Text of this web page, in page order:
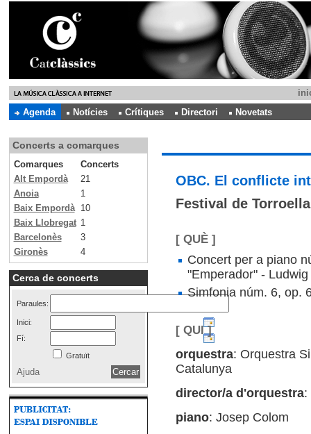
Agenda
Notícies Crítiques Directori Novetats
Concerts a comarques
Comarques
Concerts
Alt Empordà
21
Anoia
1
Baix Empordà
10
Baix Llobregat 1
Barcelonès
3
Gironès
4
Cerca de concerts
Paraules:
Inici:
Fí:
Gratuït
Ajuda
OBC. El conflicte
Festival de
[ QUÈ ]
Concert per a piano
"Emperador" -
Simfonia núm. 6, op.
[ QUI ]
orquestra: Orquestra
Catalunya
director/a d'orquestra:
piano: Josep Colom